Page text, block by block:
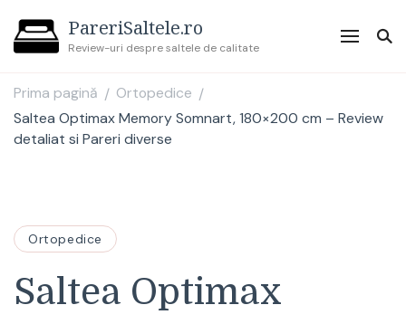
PareriSaltele.ro
Review-uri despre saltele de calitate
Prima pagină / Ortopedice /
Saltea Optimax Memory Somnart, 180×200 cm – Review
detaliat si Pareri diverse
Ortopedice
Saltea Optimax